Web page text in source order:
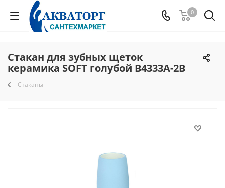
0
Стакан для зубных щеток
керамика SOFT голубой В4333А-2В
Стаканы